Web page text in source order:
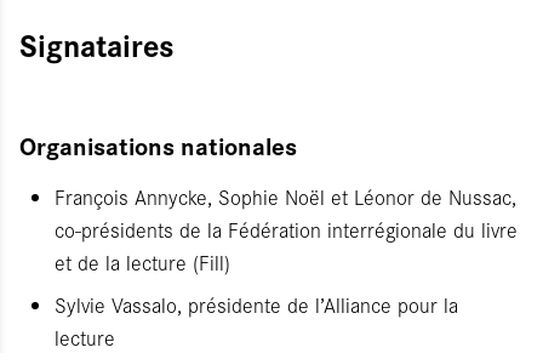
Signataires
Organisations nationales
François Annycke, Sophie Noël et Léonor de Nussac,
co-présidents de la Fédération interrégionale du livre
et de la lecture (Fill)
Sylvie Vassalo, présidente de l’Alliance pour la
lecture